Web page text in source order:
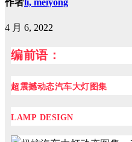
4 月 6, 2022
编前语：
超震撼动态汽车大灯图集
LAMP DESIGN